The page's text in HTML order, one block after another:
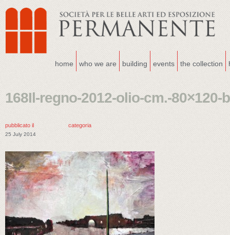
home who we are building events the collection
168Il-regno-2012-olio-cm.-80×120-
pubblicato il
25 July 2014
categoria